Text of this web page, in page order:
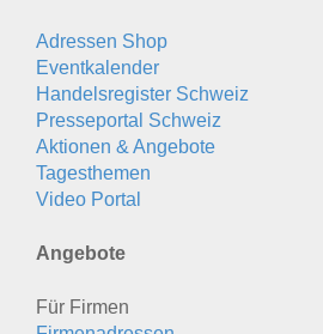
Adressen Shop
Eventkalender
Handelsregister Schweiz
Presseportal Schweiz
Aktionen & Angebote
Tagesthemen
Video Portal
Angebote
Für Firmen